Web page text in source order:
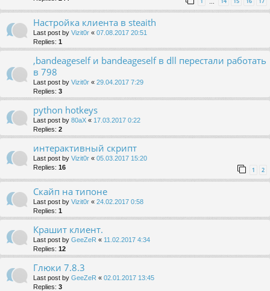
Настройка клиента в steaith
Last post by Vizit0r « 07.08.2017 20:51
Replies: 1
,bandeageself и bandeageself в dll перестали работать
в 798
Last post by Vizit0r « 29.04.2017 7:29
Replies: 3
python hotkeys
Last post by 80aX « 17.03.2017 0:22
Replies: 2
интерактивный скрипт
Last post by Vizit0r « 05.03.2017 15:20
Replies: 16 1 2
Скайп на типоне
Last post by Vizit0r « 24.02.2017 0:58
Replies: 1
Крашит клиент.
Last post by GeeZeR « 11.02.2017 4:34
Replies: 12
Глюки 7.8.3
Last post by GeeZeR « 02.01.2017 13:45
Replies: 3